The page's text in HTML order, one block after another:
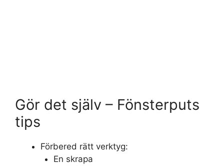
Gör det själv – Fönsterputs
tips
Förbered rätt verktyg:
En skrapa